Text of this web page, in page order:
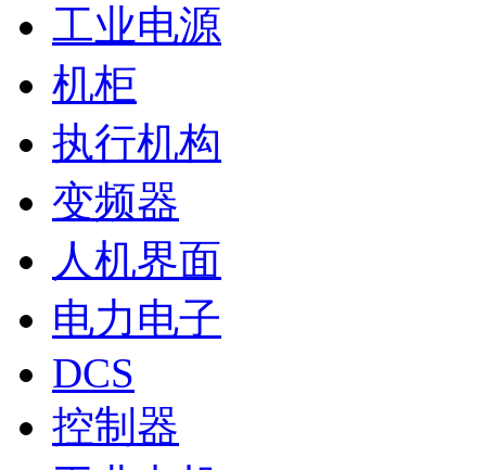
工业电源
机柜
执行机构
变频器
人机界面
电力电子
DCS
控制器